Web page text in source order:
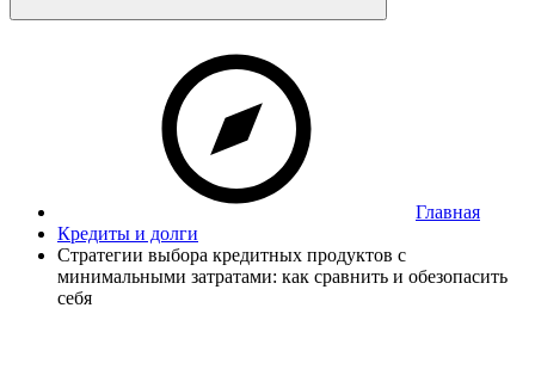
Главная
Кредиты и долги
Стратегии выбора кредитных продуктов с
минимальными затратами: как сравнить и обезопасить
себя